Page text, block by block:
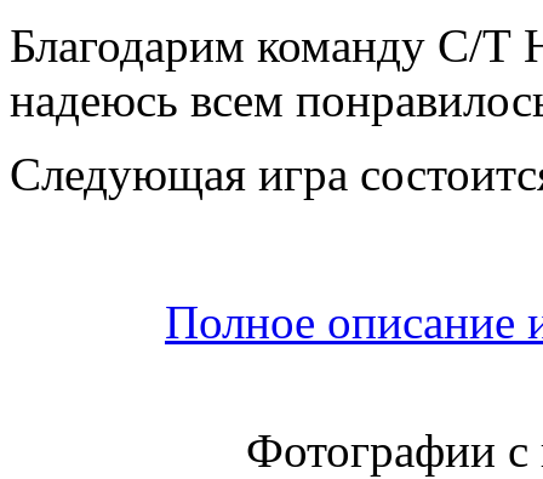
Благодарим команду С/Т
надеюсь всем
Следующая игра
Полное описание
Фотографии